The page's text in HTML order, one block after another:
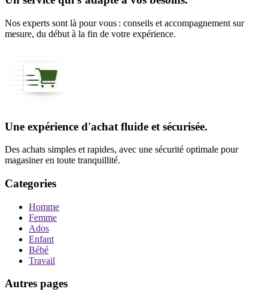
Nos experts sont là pour vous : conseils et accompagnement sur
mesure, du début à la fin de votre expérience.
Une expérience d'achat fluide et sécurisée.
Des achats simples et rapides, avec une sécurité optimale pour
magasiner en toute tranquillité.
Categories
Homme
Femme
Ados
Enfant
Bébé
Travail
Autres pages